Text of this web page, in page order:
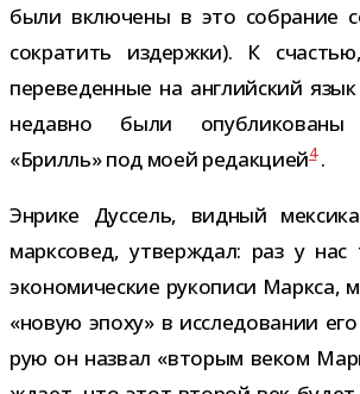
были вклю­чены в это собра­ние
сокра­тить издержки). К
пере­ве­ден­ные на англий­ский
недавно были опуб­ли­ко­ваны
«Брилль» под моей редак­цией4.
Энрике Дуссель, вид­ный
марксовед, утвер­ждал: раз у нас
эко­но­ми­че­ские руко­писи Маркса,
«новую эпоху» в иссле­до­ва­нии
рую он назвал «вто­рым веком